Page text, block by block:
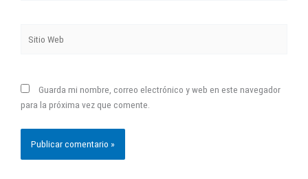
Web
Guarda mi nombre, correo electrónico y web en este navegador
para la próxima vez que comente.